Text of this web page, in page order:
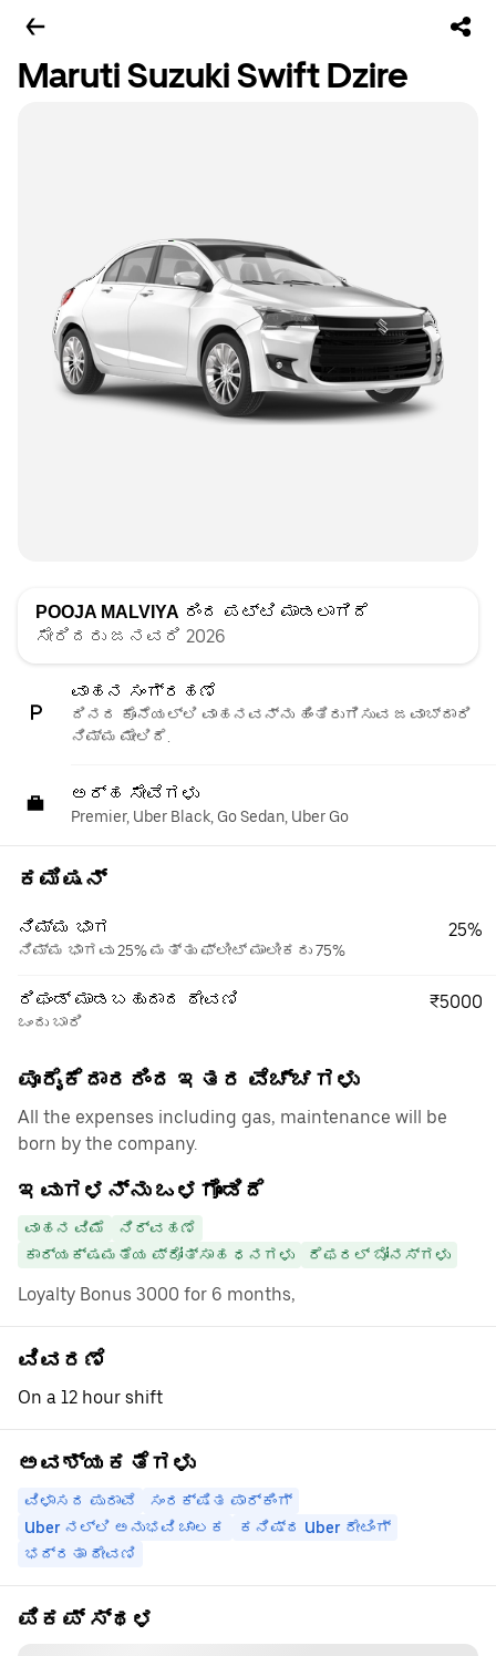
Maruti Suzuki Swift Dzire
POOJA MALVIYA ರಿಂದ ಪಟ್ಟಿ ಮಾಡಲಾಗಿದೆ
ಸೇರಿದರು ಜನವರಿ 2026
ವಾಹನ ಸಂಗ್ರಹಣೆ
ದಿನದ ಕೊನೆಯಲ್ಲಿ ವಾಹನವನ್ನು ಹಿಂತಿರುಗಿಸುವ ಜವಾಬ್ದಾರಿ
ನಿಮ್ಮ ಮೇಲಿದೆ.
ಅರ್ಹ ಸೇವೆಗಳು
Premier, Uber Black, Go Sedan, Uber Go
ಕಮಿಷನ್
ನಿಮ್ಮ ಭಾಗ
ನಿಮ್ಮ ಭಾಗವು 25% ಮತ್ತು ಫ್ಲೀಟ್ ಮಾಲೀಕರು 75%
25%
ರಿಫಂಡ್ ಮಾಡಬಹುದಾದ ಠೇವಣಿ
ಒಂದು ಬಾರಿ
₹5000
ಪೂರೈಕೆದಾರರಿಂದ ಇತರ ವೆಚ್ಚಗಳು
All the expenses including gas, maintenance will be
born by the company.
ಇವುಗಳನ್ನು ಒಳಗೊಂಡಿದೆ
ವಾಹನ ವಿಮೆ
ನಿರ್ವಹಣೆ
ಕಾರ್ಯಕ್ಷಮತೆಯ ಪ್ರೋತ್ಸಾಹ ಧನಗಳು
ರೆಫರಲ್ ಬೋನಸ್‌ಗಳು
Loyalty Bonus 3000 for 6 months,
ವಿವರಣೆ
On a 12 hour shift
ಅವಶ್ಯಕತೆಗಳು
ವಿಳಾಸದ ಪುರಾವೆ
ಸಂರಕ್ಷಿತ ಪಾರ್ಕಿಂಗ್
Uber ನಲ್ಲಿ ಅನುಭವಿ ಚಾಲಕ
ಕನಿಷ್ಠ Uber ರೇಟಿಂಗ್
ಭದ್ರತಾ ಠೇವಣಿ
ಪಿಕಪ್ ಸ್ಥಳ